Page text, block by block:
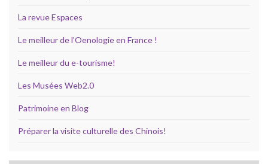
La revue Espaces
Le meilleur de l'Oenologie en France !
Le meilleur du e-tourisme!
Les Musées Web2.0
Patrimoine en Blog
Préparer la visite culturelle des Chinois!